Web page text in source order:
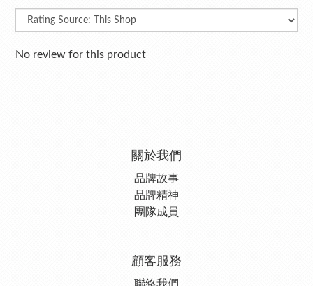
No review for this product
關於我們
品牌故事
品牌精神
團隊成員
顧客服務